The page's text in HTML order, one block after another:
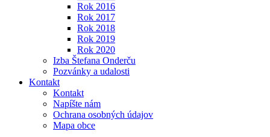
Rok 2016
Rok 2017
Rok 2018
Rok 2019
Rok 2020
Izba Štefana Onderču
Pozvánky a udalosti
Kontakt
Kontakt
Napíšte nám
Ochrana osobných údajov
Mapa obce